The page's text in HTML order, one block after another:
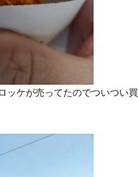
ッケが売ってたのでついつい買